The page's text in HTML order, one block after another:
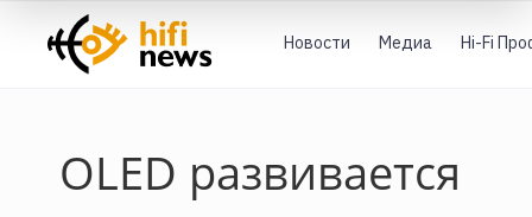
Новости Медиа Hi-Fi
OLED развивается